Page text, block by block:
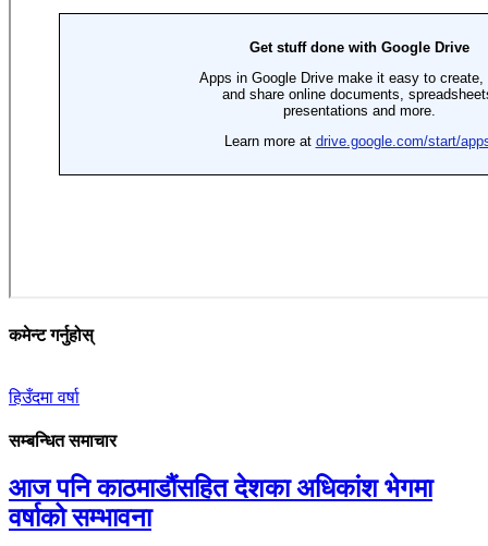
कमेन्ट गर्नुहोस्
हिउँदमा वर्षा
सम्बन्धित समाचार
आज पनि काठमाडौंसहित देशका अधिकांश भेगमा
वर्षाको सम्भावना